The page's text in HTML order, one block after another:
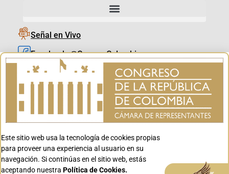
Señal en Vivo
Facebook_@CamaraColombia
Instagram_@CamaraColombia
X_@CamaraColombia
Youtube_@CamaraColombia
Youtube_@CanalCongreso
Este sitio web usa la tecnología de cookies propias
para proveer una experiencia al usuario en su
navegación. Si continúas en el sitio web, estás
aceptando nuestra Política de Cookies. Aceptar